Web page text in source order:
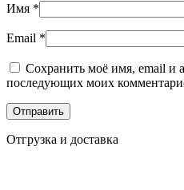
Имя *
Email *
Сохранить моё имя, email и
последующих моих
Отгрузка и доставка